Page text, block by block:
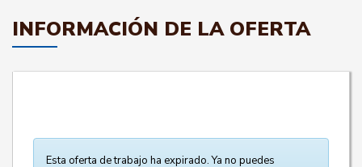
INFORMACIÓN DE LA OFERTA
Esta oferta de trabajo ha expirado. Ya no puedes